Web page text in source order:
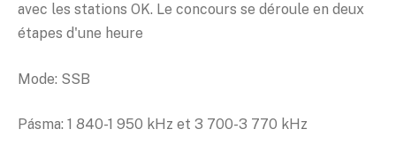
avec les stations OK. Le concours se déroule en deux
étapes d'une heure
Mode: SSB
Pásma: 1 840-1 950 kHz et 3 700-3 770 kHz